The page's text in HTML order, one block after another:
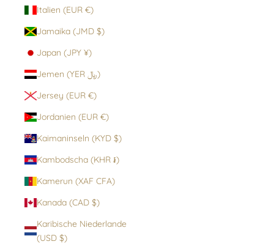
Italien (EUR €)
Jamaika (JMD $)
Japan (JPY ¥)
Jemen (YER ﷼)
Jersey (EUR €)
Jordanien (EUR €)
Kaimaninseln (KYD $)
Kambodscha (KHR ៛)
Kamerun (XAF CFA)
Kanada (CAD $)
Karibische Niederlande
(USD $)